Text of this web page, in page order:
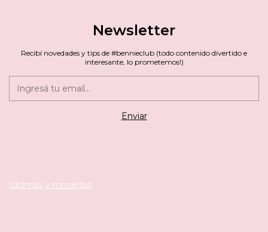
Newsletter
Recibí novedades y tips de #bennieclub (todo contenido divertido e
interesante, lo prometemos!)
Idiomas y monedas